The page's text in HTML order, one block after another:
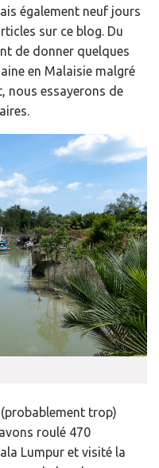
également neuf jours
sur ce blog. Du
de donner quelques
en Malaisie malgré
nous essayerons de
trop)
roulé 470
Lumpur et visité la